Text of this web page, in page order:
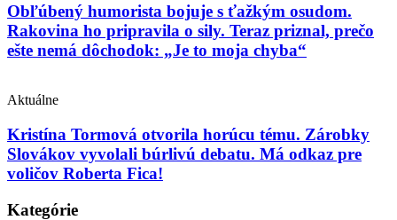
Obľúbený humorista bojuje s ťažkým osudom.
Rakovina ho pripravila o sily. Teraz priznal, prečo
ešte nemá dôchodok: „Je to moja chyba“
Aktuálne
Kristína Tormová otvorila horúcu tému. Zárobky
Slovákov vyvolali búrlivú debatu. Má odkaz pre
voličov Roberta Fica!
Kategórie